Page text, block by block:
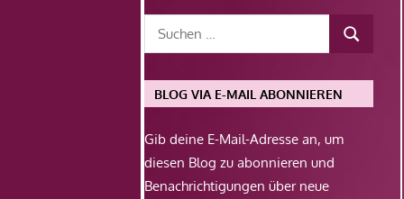
BLOG VIA E-MAIL ABONNIEREN
Gib deine E-Mail-Adresse an, um
diesen Blog zu abonnieren und
Benachrichtigungen über neue